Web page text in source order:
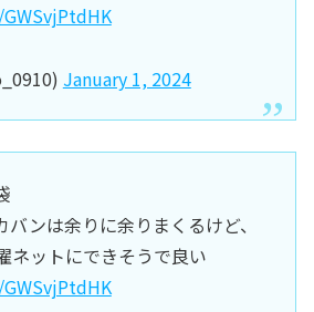
January 1, 2024
ンは余りに余りまくるけど、
ネットにできそうで良い